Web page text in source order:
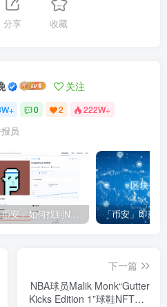
分享 收藏
关注
0 2 222W+
员
「币安」如何找到NFT合约地址？
下一篇
NBA球员Malik Monk“Gutter
Kicks Edition 1”球鞋NFT以6